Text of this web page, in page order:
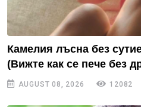
Камелия лъсна без
(Вижте как се пече без
AUGUST 08, 2026 12082